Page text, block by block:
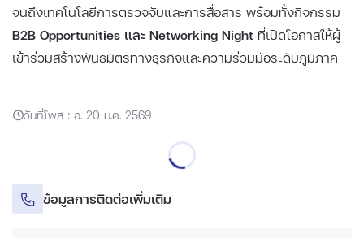
จนถึงเทคโนโลยีการตรวจจับและการสื่อสาร พร้อมทั้งกิจกรรม
B2B Opportunities และ Networking Night ที่เปิดโอกาสให้ผู้
เข้าร่วมสร้างพันธมิตรทางธุรกิจและความร่วมมือระดับภูมิภาค
วันที่โพส : อ. 20 ม.ค. 2569
ข้อมูลการติดต่อเพิ่มเติม